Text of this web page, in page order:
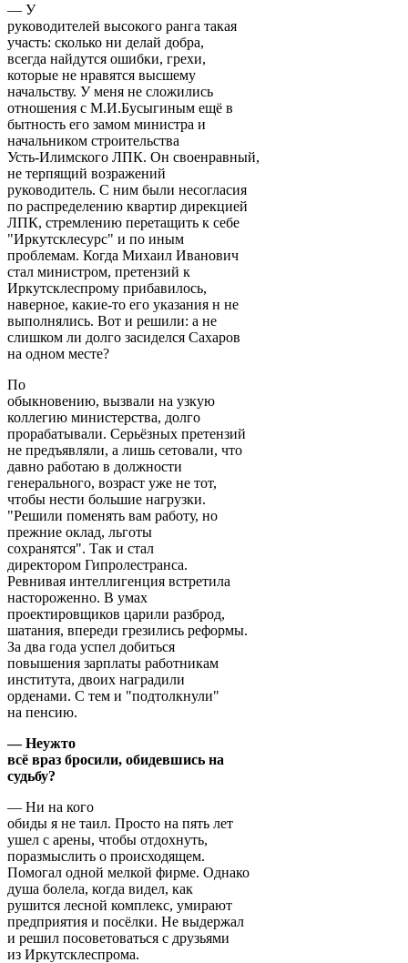
— У
руководителей высокого ранга такая
участь: сколько ни делай добра,
всегда найдутся ошибки, грехи,
которые не нравятся высшему
начальству. У меня не сложились
отношения с М.И.Бусыгиным ещё в
бытность его замом министра и
начальником строительства
Усть-Илимского ЛПК. Он своенравный,
не терпящий возражений
руководитель. С ним были несогласия
по распределению квартир дирекцией
ЛПК, стремлению перетащить к себе
"Иркутсклесурс" и по иным
проблемам. Когда Михаил Иванович
стал министром, претензий к
Иркутсклеспрому прибавилось,
наверное, какие-то его указания н не
выполнялись. Вот и решили: а не
слишком ли долго засиделся Сахаров
на одном месте?
По
обыкновению, вызвали на узкую
коллегию министерства, долго
прорабатывали. Серьёзных претензий
не предъявляли, а лишь сетовали, что
давно работаю в должности
генерального, возраст уже не тот,
чтобы нести большие нагрузки.
"Решили поменять вам работу, но
прежние оклад, льготы
сохранятся". Так и стал
директором Гипролестранса.
Ревнивая интеллигенция встретила
настороженно. В умах
проектировщиков царили разброд,
шатания, впереди грезились реформы.
За два года успел добиться
повышения зарплаты работникам
института, двоих наградили
орденами. С тем и "подтолкнули"
на пенсию.
— Неужто
всё враз бросили, обидевшись на
судьбу?
— Ни на кого
обиды я не таил. Просто на пять лет
ушел с арены, чтобы отдохнуть,
поразмыслить о происходящем.
Помогал одной мелкой фирме. Однако
душа болела, когда видел, как
рушится лесной комплекс, умирают
предприятия и посёлки. Не выдержал
и решил посоветоваться с друзьями
из Иркутсклеспрома.